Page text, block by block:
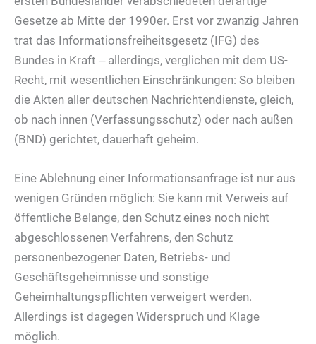
Gesetze ab Mitte der 1990er. Erst vor zwanzig Jahren
trat das Informationsfreiheitsgesetz (IFG) des
Bundes in Kraft ‒ allerdings, verglichen mit dem US-
Recht, mit wesentlichen Einschränkungen: So bleiben
die Akten aller deutschen Nachrichtendienste, gleich,
ob nach innen (Verfassungsschutz) oder nach außen
(BND) gerichtet, dauerhaft geheim.
Eine Ablehnung einer Informationsanfrage ist nur aus
wenigen Gründen möglich: Sie kann mit Verweis auf
öffentliche Belange, den Schutz eines noch nicht
abgeschlossenen Verfahrens, den Schutz
personenbezogener Daten, Betriebs- und
Geschäftsgeheimnisse und sonstige
Geheimhaltungspflichten verweigert werden.
Allerdings ist dagegen Widerspruch und Klage
möglich.